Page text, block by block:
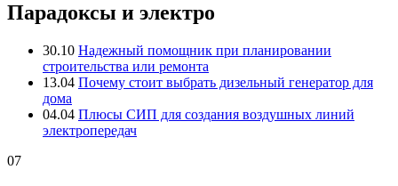
Парадоксы и электро
30.10 Надежный помощник при планировании
строительства или ремонта
13.04 Почему стоит выбрать дизельный генератор для
дома
04.04 Плюсы СИП для создания воздушных линий
электропередач
07